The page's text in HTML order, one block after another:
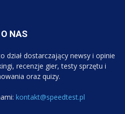
O NAS
dział dostarczający newsy i opinie
recenzje gier, testy sprzętu i
oraz quizy.
kontakt@speedtest.pl